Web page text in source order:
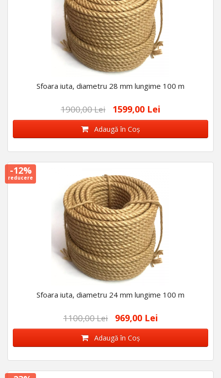
Sfoara iuta, diametru 28 mm lungime 100 m
1900,00 Lei 1599,00 Lei
Adaugă în Coş
-12%
reducere
Sfoara iuta, diametru 24 mm lungime 100 m
1100,00 Lei 969,00 Lei
Adaugă în Coş